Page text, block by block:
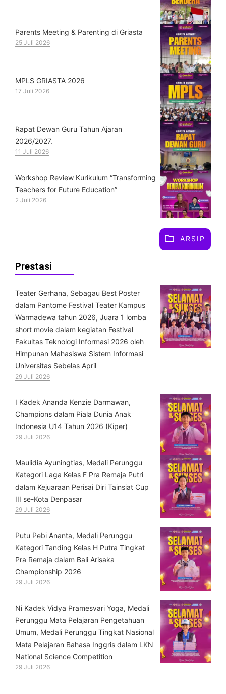
Parents Meeting & Parenting di Griasta
25 Juli 2026
MPLS GRIASTA 2026
17 Juli 2026
Rapat Dewan Guru Tahun Ajaran
2026/2027.
11 Juli 2026
Workshop Review Kurikulum “Transforming
Teachers for Future Education”
2 Juli 2026
ARSIP
Prestasi
Teater Gerhana, Sebagau Best Poster
dalam Pantome Festival Teater Kampus
Warmadewa tahun 2026, Juara 1 lomba
short movie dalam kegiatan Festival
Fakultas Teknologi Informasi 2026 oleh
Himpunan Mahasiswa Sistem Informasi
Universitas Sebelas April
29 Juli 2026
⁠I Kadek Ananda Kenzie Darmawan,
Champions dalam Piala Dunia Anak
Indonesia U14 Tahun 2026 (Kiper)
29 Juli 2026
⁠Maulidia Ayuningtias, Medali Perunggu
Kategori Laga Kelas F Pra Remaja Putri
dalam Kejuaraan Perisai Diri Tainsiat Cup
III se-Kota Denpasar
29 Juli 2026
Putu Pebi Ananta, Medali Perunggu
Kategori Tanding Kelas H Putra Tingkat
Pra Remaja dalam Bali Arisaka
Championship 2026
29 Juli 2026
⁠Ni Kadek Vidya Pramesvari Yoga, Medali
Perunggu Mata Pelajaran Pengetahuan
Umum, Medali Perunggu Tingkat Nasional
Mata Pelajaran Bahasa Inggris dalam LKN
National Science Competition
29 Juli 2026